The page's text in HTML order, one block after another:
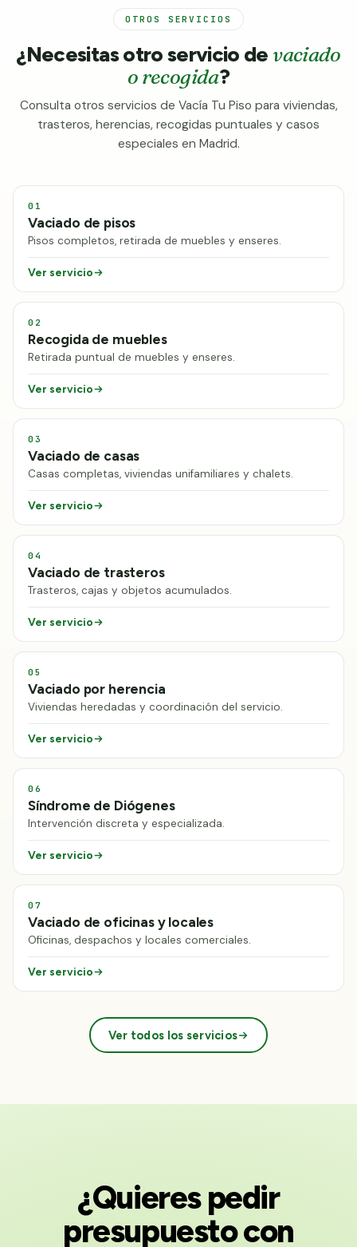
OTROS SERVICIOS
¿Necesitas otro servicio de vaciado
o recogida?
Consulta otros servicios de Vacía Tu Piso para viviendas,
trasteros, herencias, recogidas puntuales y casos
especiales en Madrid.
01
Vaciado de pisos
Pisos completos, retirada de muebles y enseres.
Ver servicio
02
Recogida de muebles
Retirada puntual de muebles y enseres.
Ver servicio
03
Vaciado de casas
Casas completas, viviendas unifamiliares y chalets.
Ver servicio
04
Vaciado de trasteros
Trasteros, cajas y objetos acumulados.
Ver servicio
05
Vaciado por herencia
Viviendas heredadas y coordinación del servicio.
Ver servicio
06
Síndrome de Diógenes
Intervención discreta y especializada.
Ver servicio
07
Vaciado de oficinas y locales
Oficinas, despachos y locales comerciales.
Ver servicio
Ver todos los servicios
¿Quieres pedir
presupuesto con